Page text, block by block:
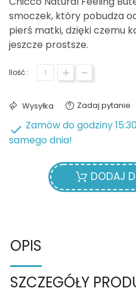
smoczek, który pobudza
pierś matki, dzięki czemu
jeszcze prostsze.
Ilość :
Wysyłka Zadaj pytanie
 Zamów do godziny
samego dnia!
DODAJ
OPIS
SZCZEGÓŁY